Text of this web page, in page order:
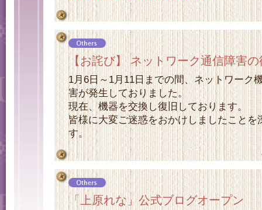
【お詫び】 ネットワーク通信障害
1月6日～1月11日までの間、ネットワーク
害が発生しておりました。
現在、機器を交換し復旧しております。
皆様に大変ご迷惑をおかけしましたことを
す。
「上原れな」公式ブログオープン